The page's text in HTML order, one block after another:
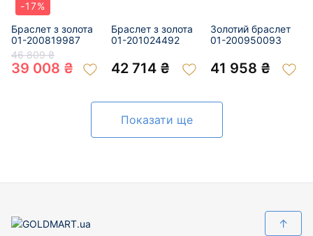
-17%
Браслет з золота
01-200819987
46 809 ₴
39 008 ₴
Браслет з золота
01-201024492
42 714 ₴
Золотий браслет
01-200950093
41 958 ₴
Показати ще
↑